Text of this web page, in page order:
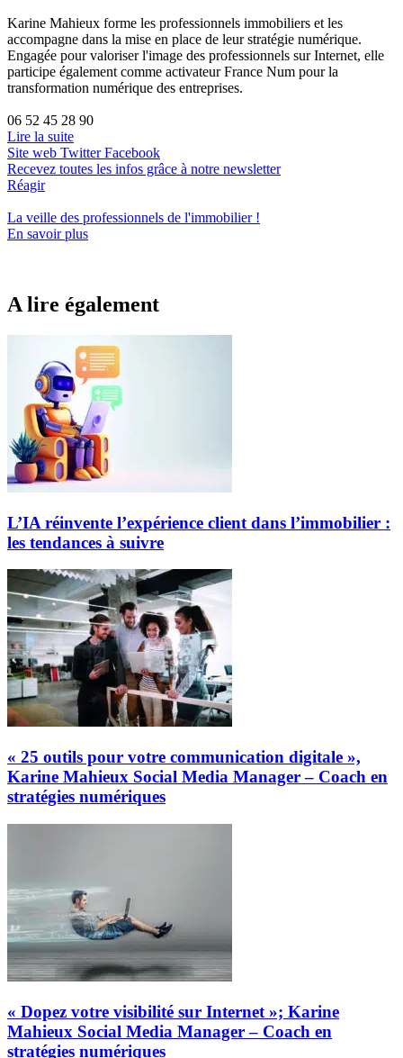
Karine Mahieux forme les professionnels immobiliers et les
accompagne dans la mise en place de leur stratégie numérique.
Engagée pour valoriser l'image des professionnels sur Internet, elle
participe également comme activateur France Num pour la
transformation numérique des entreprises.
06 52 45 28 90
Lire la suite
Site web TwitterFacebook
Recevez toutes les infos grâce à notre newsletter
Réagir
La veille des professionnels de l'immobilier!
En savoir plus
A lire également
L’IA réinvente l’expérience client dans l’immobilier :
les tendances à suivre
« 25 outils pour votre communication digitale »,
Karine Mahieux Social Media Manager – Coach en
stratégies numériques
« Dopez votre visibilité sur Internet »; Karine
Mahieux Social Media Manager – Coach en
stratégies numériques